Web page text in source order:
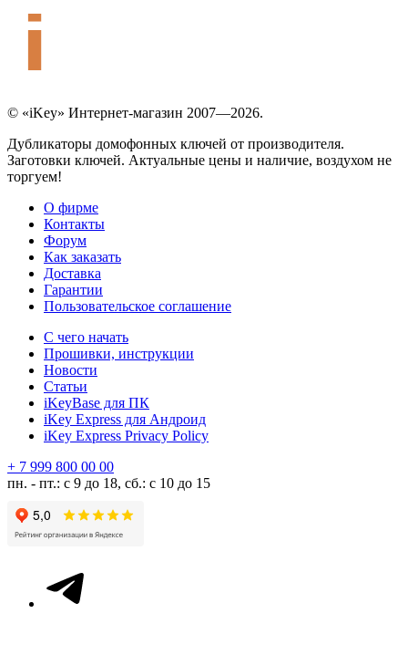
© «iKey» Интернет-магазин 2007—2026.
Дубликаторы домофонных ключей от производителя.
Заготовки ключей. Актуальные цены и наличие, воздухом не
торгуем!
О фирме
Контакты
Форум
Как заказать
Доставка
Гарантии
Пользовательское соглашение
С чего начать
Прошивки, инструкции
Новости
Статьи
iKeyBase для ПК
iKey Express для Андроид
iKey Express Privacy Policy
+ 7 999 800 00 00
пн. - пт.: с 9 до 18, сб.: с 10 до 15